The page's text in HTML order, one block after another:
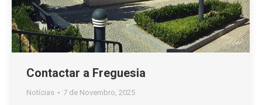
Contactar a Freguesia
Notícias 7 de Novembro, 2025